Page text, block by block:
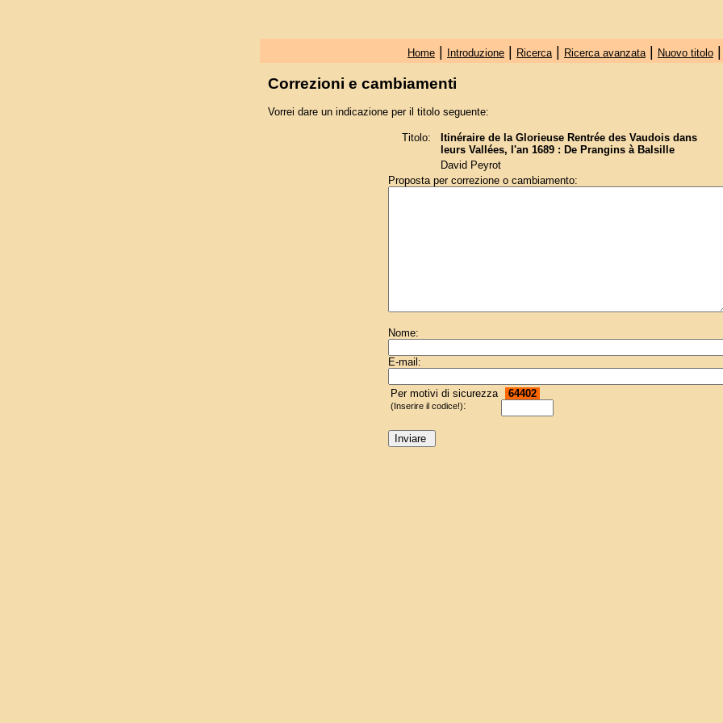
Home| Introduzione| Ricerca| Ricerca avanzata| Nuovo titolo|
Correzioni e cambiamenti
Vorrei dare un indicazione per il titolo seguente:
Titolo:
Itinéraire de la Glorieuse Rentrée des Vaudois dans
leurs Vallées, l'an 1689 : De Prangins à Balsille
David Peyrot
Proposta per correzione o cambiamento:
Nome:
E-mail:
Per motivi di sicurezza
(Inserire il codice!):
64402